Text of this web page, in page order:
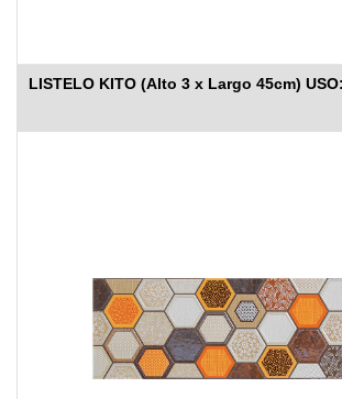
LISTELO KITO (Alto 3 x Largo 45cm)